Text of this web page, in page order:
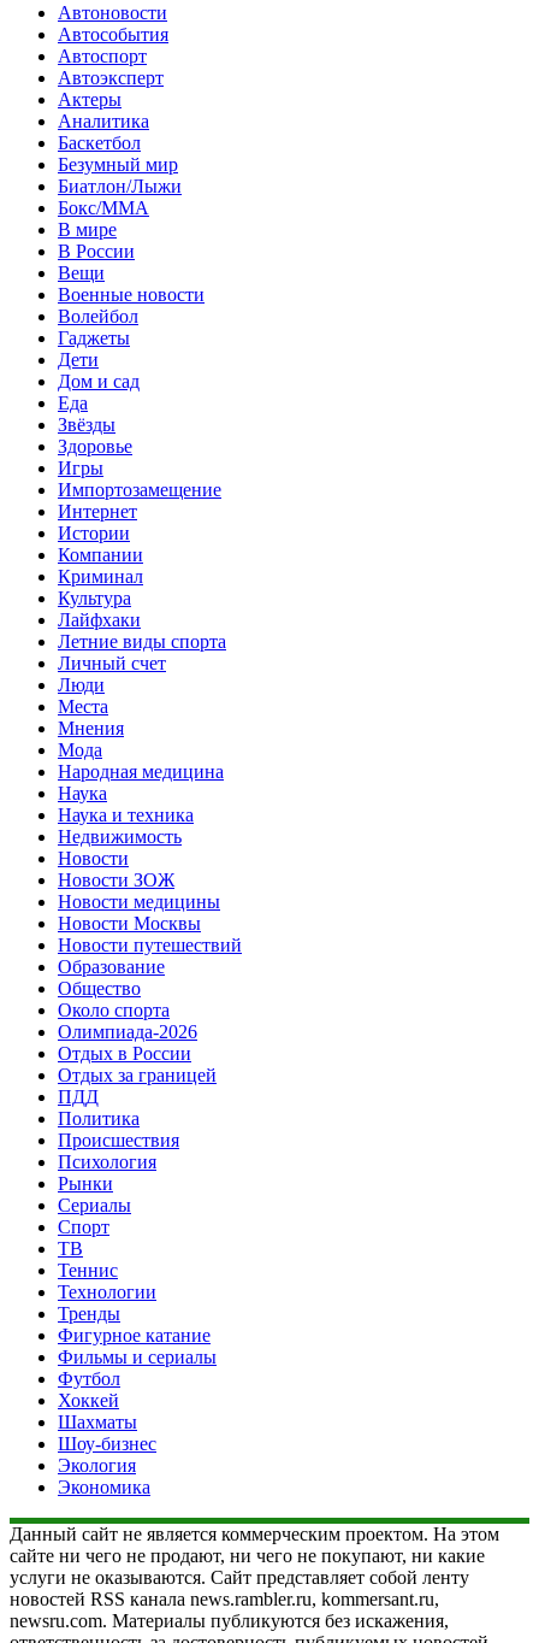
Автоновости
Автособытия
Автоспорт
Автоэксперт
Актеры
Аналитика
Баскетбол
Безумный мир
Биатлон/Лыжи
Бокс/MMA
В мире
В России
Вещи
Военные новости
Волейбол
Гаджеты
Дети
Дом и сад
Еда
Звёзды
Здоровье
Игры
Импортозамещение
Интернет
Истории
Компании
Криминал
Культура
Лайфхаки
Летние виды спорта
Личный счет
Люди
Места
Мнения
Мода
Народная медицина
Наука
Наука и техника
Недвижимость
Новости
Новости ЗОЖ
Новости медицины
Новости Москвы
Новости путешествий
Образование
Общество
Около спорта
Олимпиада-2026
Отдых в России
Отдых за границей
ПДД
Политика
Происшествия
Психология
Рынки
Сериалы
Спорт
ТВ
Теннис
Технологии
Тренды
Фигурное катание
Фильмы и сериалы
Футбол
Хоккей
Шахматы
Шоу-бизнес
Экология
Экономика
Данный сайт не является коммерческим проектом. На этом
сайте ни чего не продают, ни чего не покупают, ни какие
услуги не оказываются. Сайт представляет собой ленту
новостей RSS канала news.rambler.ru, kommersant.ru,
newsru.com. Материалы публикуются без искажения,